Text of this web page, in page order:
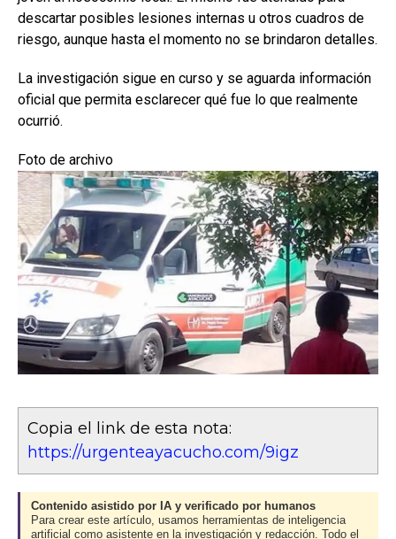
descartar posibles lesiones internas u otros cuadros de
riesgo, aunque hasta el momento no se brindaron detalles.
La investigación sigue en curso y se aguarda información
oficial que permita esclarecer qué fue lo que realmente
ocurrió.
Foto de archivo
Copia el link de esta nota:
https://urgenteayacucho.com/9igz
Contenido asistido por IA y verificado por humanos
Para crear este artículo, usamos herramientas de inteligencia
artificial como asistente en la investigación y redacción. Todo el